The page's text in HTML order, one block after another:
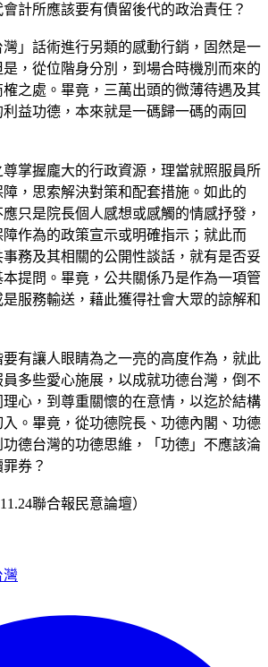
計所應該要有債留後代的政治責任？
」話術進行另類的感動行銷，固然是一
，從位階身分別，到場合時機別而來的
之處。畢竟，三萬出頭的微薄待遇及其
益功德，本來就是一碼歸一碼的兩回
掌握龐大的行政資源，理當就照服員所
，思索解決對策和配套措施。如此的
只是院長個人感想或感觸的情感抒發，
作為的政策宣示或明確指示；就此而
務及其相關的公開性談話，就有是否妥
提問。畢竟，公共關係乃是作為一項管
服務輸送，藉此獲得社會大眾的諒解和
有讓人眼睛為之一亮的高度作為，就此
多些愛心施展，以成就功德台灣，倒不
心，到尊重關懷的在意情，以迄於結構
。畢竟，從功德院長、功德內閣、功德
德台灣的功德思維，「功德」不應該淪
券？
聯合報民意論壇）
灣